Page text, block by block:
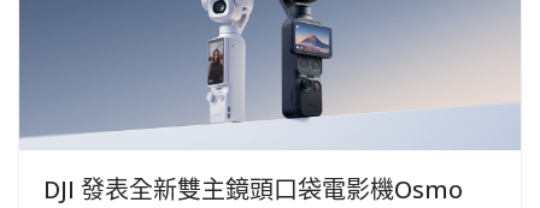
DJI 發表全新雙主鏡頭口袋電影機Osmo